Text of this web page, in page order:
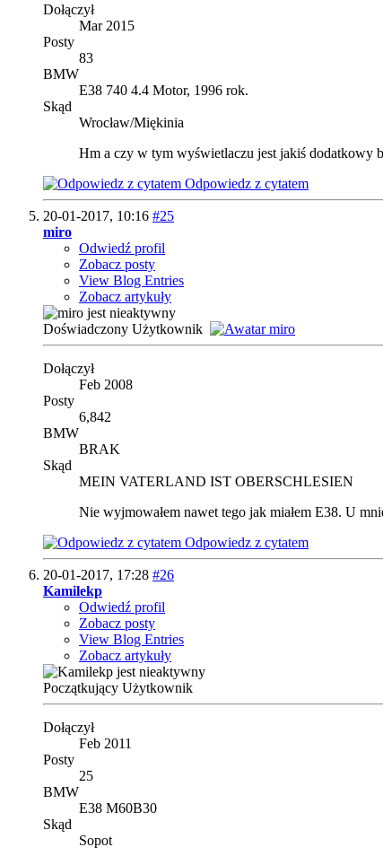
Dołączył
Mar 2015
Posty
83
BMW
E38 740 4.4 Motor, 1996 rok.
Skąd
Wrocław/Miękinia
Hm a czy w tym wyświetlaczu jest jakiś dodatkowy
Odpowiedz z cytatem
20-01-2017, 10:16 #25
miro
Odwiedź profil
Zobacz posty
View Blog Entries
Zobacz artykuły
Doświadczony Użytkownik
Dołączył
Feb 2008
Posty
6,842
BMW
BRAK
Skąd
MEIN VATERLAND IST OBERSCHLESIEN
Nie wyjmowałem nawet tego jak miałem E38. U
Odpowiedz z cytatem
20-01-2017, 17:28 #26
Kamilekp
Odwiedź profil
Zobacz posty
View Blog Entries
Zobacz artykuły
Początkujący Użytkownik
Dołączył
Feb 2011
Posty
25
BMW
E38 M60B30
Skąd
Sopot